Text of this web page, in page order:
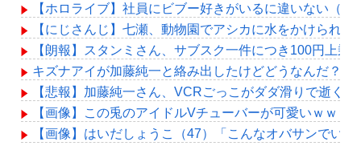
【ホロライブ】社員にビブー好きがいるに違いない（確
【にじさんじ】七瀬、動物園でアシカに水をかけられ
【朗報】スタンミさん、サブスク一件につき100円上乗
キズナアイが加藤純一と絡み出したけどどうなんだ？
【悲報】加藤純一さん、VCRごっこがダダ滑りで逝く
【画像】この兎のアイドルVチューバーが可愛いｗｗｗ
【画像】はいだしょうこ（47）「こんなオバサンでい